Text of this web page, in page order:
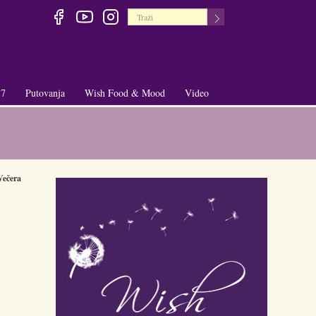
+
Putovanja
+
Wish Food & Mood Video